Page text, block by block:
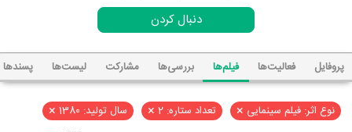
دنبال کردن
پروفایل فعالیت‌ها فیلم‌ها بررسی‌ها مشارکت لیست‌ها پسند‌ها
نوع اثر: فیلم سینمایی × تعداد ستاره: 2 × سال تولید: 1380 ×